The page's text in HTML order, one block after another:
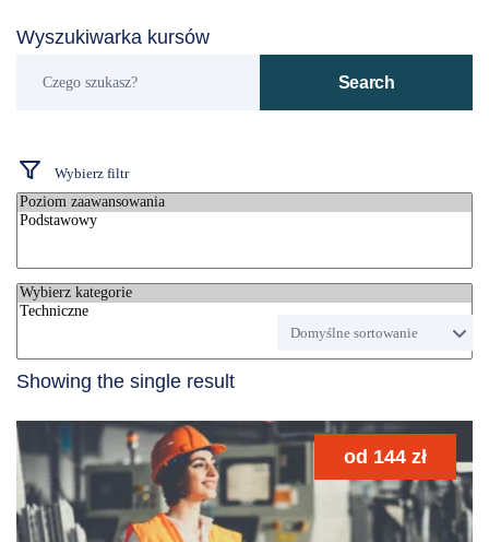
Wyszukiwarka kursów
szukasz?
Search
Wybierz filtr
Showing the single result
od 144 zł